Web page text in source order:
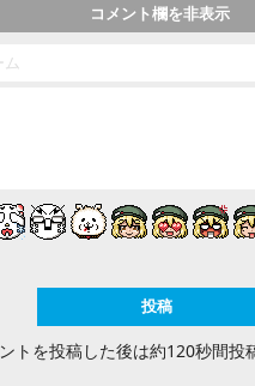
コメント欄を非表示
トを投稿した後は約120秒間投